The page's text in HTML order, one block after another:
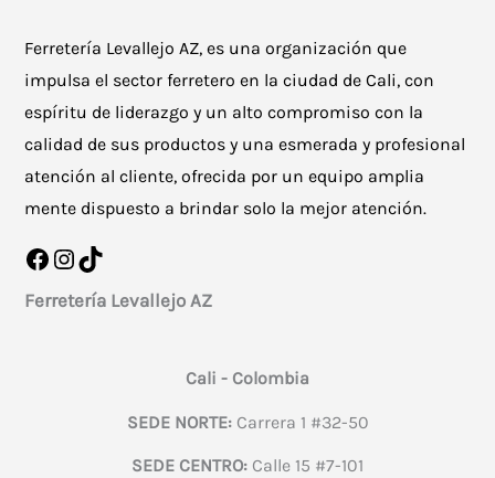
Ferretería Levallejo AZ, es una organización que
impulsa el sector ferretero en la ciudad de Cali, con
espíritu de liderazgo y un alto compromiso con la
calidad de sus productos y una esmerada y profesional
atención al cliente, ofrecida por un equipo amplia
mente dispuesto a brindar solo la mejor atención.
Facebook
Instagram
TikTok
Ferretería Levallejo AZ
Cali - Colombia
SEDE NORTE:Carrera 1 #32-50
SEDE CENTRO: Calle 15 #7-101